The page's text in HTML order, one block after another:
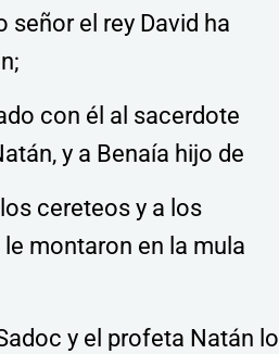
señor el rey David ha
con él al sacerdote
y a Benaía hijo de
cereteos y a los
montaron en la mula
y el profeta Natán lo